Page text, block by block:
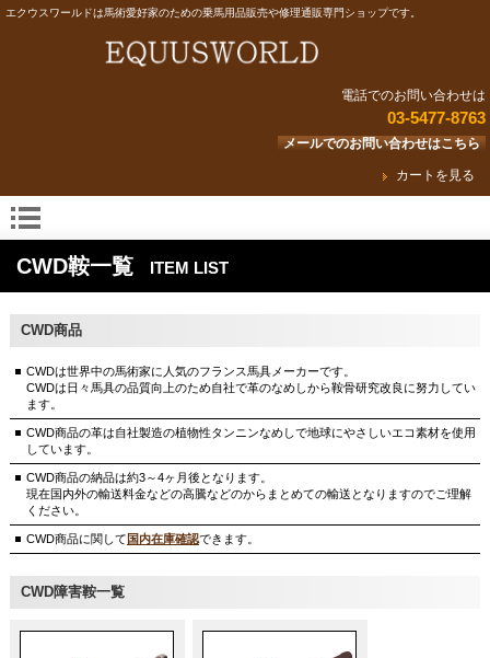
エクウスワールドは馬術愛好家のための乗馬用品販売や修理通販専門ショップです。
電話でのお問い合わせは
03-5477-8763
メールでのお問い合わせはこちら
カートを見る
CWD鞍一覧 ITEM LIST
CWD商品
CWDは世界中の馬術家に人気のフランス馬具メーカーです。
CWDは日々馬具の品質向上のため自社で革のなめしから鞍骨研究改良に努力してい
ます。
CWD商品の革は自社製造の植物性タンニンなめしで地球にやさしいエコ素材を使用
しています。
CWD商品の納品は約3～4ヶ月後となります。
現在国内外の輸送料金などの高騰などのからまとめての輸送となりますのでご理解
ください。
CWD商品に関して 国内在庫確認できます。
CWD障害鞍一覧